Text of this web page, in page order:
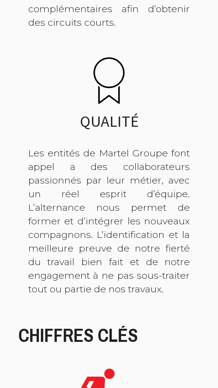
complémentaires afin d’obtenir
des circuits courts.
QUALITÉ
Les entités de Martel Groupe font
appel a des collaborateurs
passionnés par leur métier, avec
un réel esprit d’équipe.
L’alternance nous permet de
former et d’intégrer les nouveaux
compagnons. L’identification et la
meilleure preuve de notre fierté
du travail bien fait et de notre
engagement à ne pas sous-traiter
tout ou partie de nos travaux.
CHIFFRES CLÉS